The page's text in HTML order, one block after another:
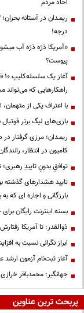
احاد مردم
درجه!
«آمریکا ذرّه ذرّه آب
پیوست؟
راهکارهایی که می‌تواند
با اعتراف یکی از
بازی‌های لیگ برتر
کامیون در انتظار،
توافقِ بدونِ تاییدِ
تایید هشدارهای
بارزگانی و اجاره ای که
بسته اینترنت رایگان
ذوالقدر: تا آمریکا
ابراز نگرانی نسبت به
آغاز ثبت‌نام آزمون ارشد
جهانگیر: محمدباقر
پربحث ترین عناوین